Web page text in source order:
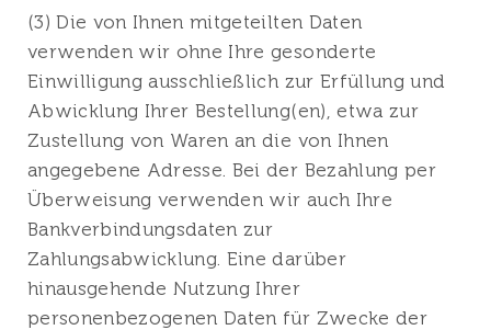
(3) Die von Ihnen mitgeteilten Daten
verwenden wir ohne Ihre gesonderte
Einwilligung ausschließlich zur Erfüllung und
Abwicklung Ihrer Bestellung(en), etwa zur
Zustellung von Waren an die von Ihnen
angegebene Adresse. Bei der Bezahlung per
Überweisung verwenden wir auch Ihre
Bankverbindungsdaten zur
Zahlungsabwicklung. Eine darüber
hinausgehende Nutzung Ihrer
personenbezogenen Daten für Zwecke der